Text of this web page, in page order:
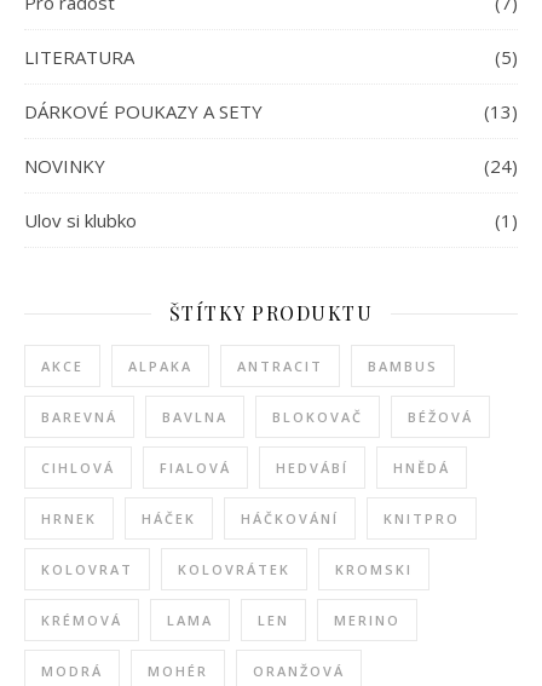
LITERATURA (5)
DÁRKOVÉ POUKAZY A SETY (13)
NOVINKY (24)
Ulov si klubko (1)
ŠTÍTKY PRODUKTU
AKCE ALPAKA ANTRACIT BAMBUS
BAREVNÁ BAVLNA BLOKOVAČ BÉŽOVÁ
CIHLOVÁ FIALOVÁ HEDVÁBÍ HNĚDÁ
HRNEK HÁČEK HÁČKOVÁNÍ KNITPRO
KOLOVRAT KOLOVRÁTEK KROMSKI
KRÉMOVÁ LAMA LEN MERINO
MODRÁ MOHÉR ORANŽOVÁ